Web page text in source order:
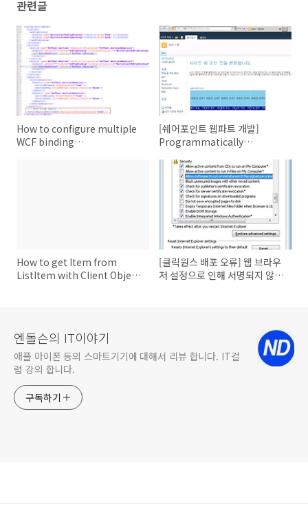
관련글
How to configure multiple
WCF binding
[쉐어포인트 웹파트 개발]
Programmatically
items using SPView,
SPList.GetItems (SPView)
How to get Item from
ListItem with Client Object
[클릭원스 배포 오류] 웹 브라우
저 설정으로 인해 서명되지 않은
엔돌슨의 IT이야기
애플 아이폰 등의 스마트기기에 대해서 리뷰 합니다. IT컬
럼 강의 합니다.
구독하기